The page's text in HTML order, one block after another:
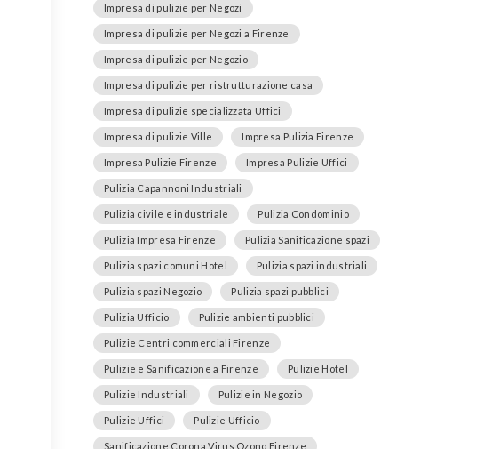
Impresa di pulizie per Negozi
Impresa di pulizie per Negozi a Firenze
Impresa di pulizie per Negozio
Impresa di pulizie per ristrutturazione casa
Impresa di pulizie specializzata Uffici
Impresa di pulizie Ville Impresa Pulizia Firenze
Impresa Pulizie Firenze Impresa Pulizie Uffici
Pulizia Capannoni Industriali
Pulizia civile e industriale Pulizia Condominio
Pulizia Impresa Firenze Pulizia Sanificazione spazi
Pulizia spazi comuni Hotel Pulizia spazi industriali
Pulizia spazi Negozio Pulizia spazi pubblici
Pulizia Ufficio Pulizie ambienti pubblici
Pulizie Centri commerciali Firenze
Pulizie e Sanificazione a Firenze Pulizie Hotel
Pulizie Industriali Pulizie in Negozio
Pulizie Uffici Pulizie Ufficio
Sanificazione Corona Virus Ozono Firenze